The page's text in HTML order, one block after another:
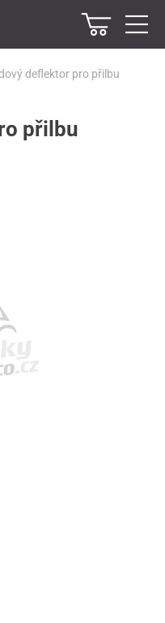
deflektor pro přilbu
přilbu